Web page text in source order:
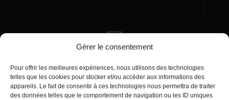
Gérer le consentement
Pour offrir les meilleures expériences, nous utilisons des technologies
telles que les cookies pour stocker et/ou accéder aux informations des
appareils. Le fait de consentir à ces technologies nous permettra de traiter
des données telles que le comportement de navigation ou les ID uniques
manager@agentiamo.com